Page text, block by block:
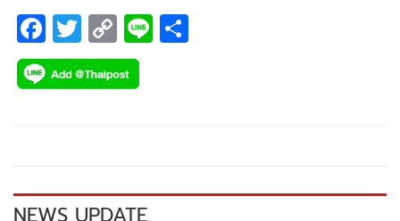
F
ac
e
k
T
wi
tt
C
o
p
k
Li